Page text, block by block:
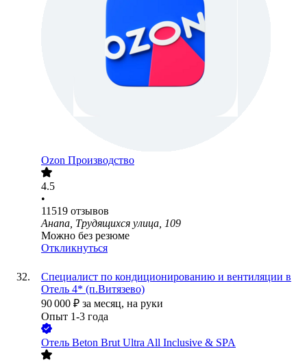
Ozon Производство
4.5
•
11519 отзывов
Анапа, Трудящихся улица, 109
Можно без резюме
Откликнуться
Специалист по кондиционированию и вентиляции в
Отель 4* (п.Витязево)
90 000 ₽ за месяц, на руки
Опыт 1-3 года
Отель Beton Brut Ultra All Inclusive & SPA